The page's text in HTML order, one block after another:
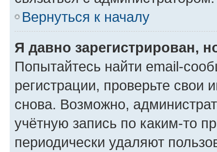
Вернуться к началу
Я давно зарегистрирован,
Попытайтесь найти email-
регистрации, проверьте свои
снова. Возможно,
учётную запись по каким-то
периодически удаляют